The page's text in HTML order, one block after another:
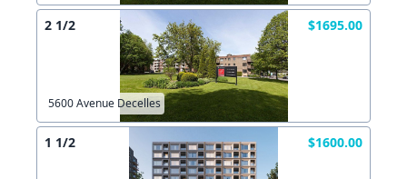
2 1/2 $1695.00
5600 Avenue Decelles
1 1/2 $1600.00